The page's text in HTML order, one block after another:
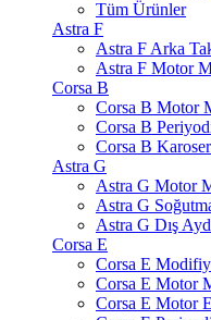
Tüm Ürünler
Astra F
Astra F Arka
Astra F Motor
Corsa B
Corsa B Motor
Corsa B
Corsa B
Astra G
Astra G Motor
Astra G
Astra G Dış
Corsa E
Corsa E
Corsa E Motor
Corsa E Motor